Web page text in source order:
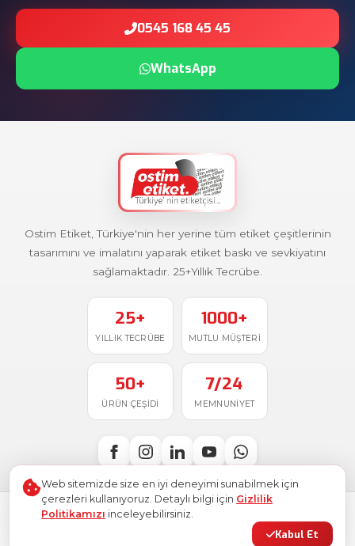
0545 168 45 45
WhatsApp
Ostim Etiket, Türkiye'nin her yerine tüm etiket çeşitlerinin
tasarımını ve imalatını yaparak etiket baskı ve sevkiyatını
sağlamaktadır. 25+Yıllık Tecrübe.
25+
YILLIK TECRÜBE
1000+
MUTLU MÜŞTERI
50+
ÜRÜN ÇEŞIDI
7/24
MEMNUNIYET
. Tüm hakları saklıdır.
Türkiye'de ile üretildi
Site Haritası
Web sitemizde size en iyi deneyimi sunabilmek için
çerezleri kullanıyoruz. Detaylı bilgi için Gizlilik
Politikamızı inceleyebilirsiniz.
Kabul Et